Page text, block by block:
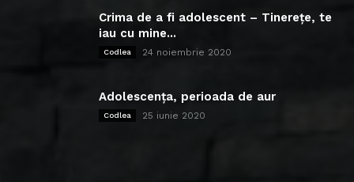
Crima de a fi adolescent – Tinerețe, te
iau cu mine...
Codlea 24 noiembrie 2020
Adolescența, perioada de aur
Codlea 25 iunie 2020